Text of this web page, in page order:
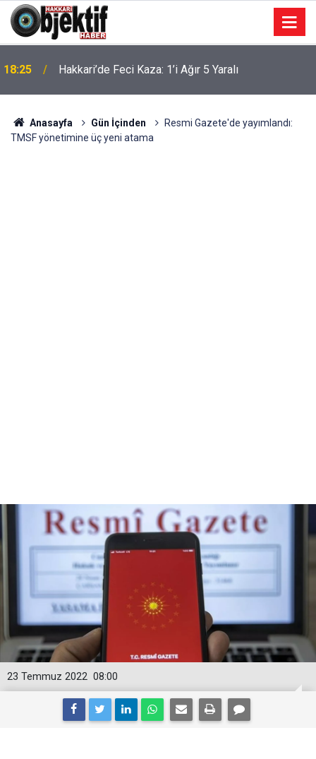
18:25 Hakkari’de Feci Kaza: 1’i Ağır 5 Yaralı
Anasayfa Gün İçinden
Resmi Gazete'de yayımlandı:
TMSF yönetimine üç yeni atama
08:00
23 Temmuz 2022